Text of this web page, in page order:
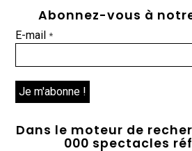
Abonnez-vous à
E-mail*
Dans le moteur de
000 spectacles